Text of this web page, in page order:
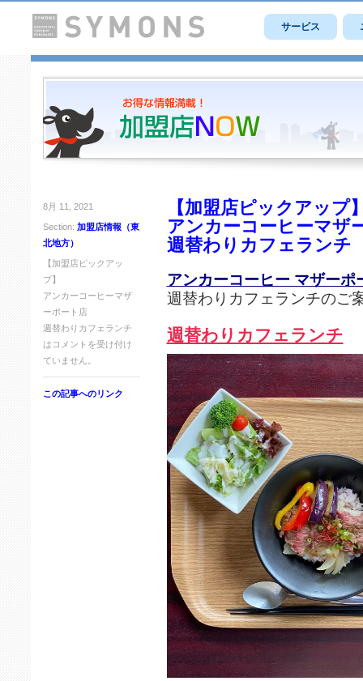
サービス
8月 11, 2021
Section: 加盟店情報（東
北地方）
【加盟店ピックアッ
プ】
アンカーコーヒーマザ
ーポート店
週替わりカフェランチ
は コメントを受け付け
ていません。
この記事へのリンク
【加盟店ピックアップ
アンカーコーヒーマザ
週替わりカフェランチ
アンカーコーヒー マザーポ
週替わりカフェランチのご
週替わりカフェランチ